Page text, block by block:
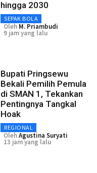
hingga 2030
SEPAK BOLA
Oleh M. Priambudi
9 jam yang lalu
Bupati Pringsewu
Bekali Pemilih Pemula
di SMAN 1, Tekankan
Pentingnya Tangkal
Hoak
REGIONAL
OlehAgustina Suryati
13 jam yang lalu